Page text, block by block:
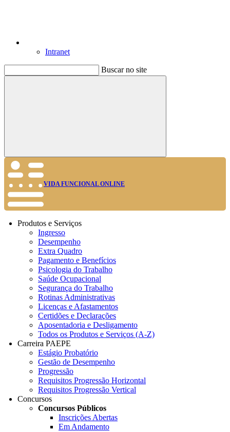
Intranet
Buscar no site
Buscar
VIDA FUNCIONAL ONLINE
Produtos e Serviços
Ingresso
Desempenho
Extra Quadro
Pagamento e Benefícios
Psicologia do Trabalho
Saúde Ocupacional
Segurança do Trabalho
Rotinas Administrativas
Licenças e Afastamentos
Certidões e Declarações
Aposentadoria e Desligamento
Todos os Produtos e Serviços (A-Z)
Carreira PAEPE
Estágio Probatório
Gestão de Desempenho
Progressão
Requisitos Progressão Horizontal
Requisitos Progressão Vertical
Concursos
Concursos Públicos
Inscrições Abertas
Em Andamento